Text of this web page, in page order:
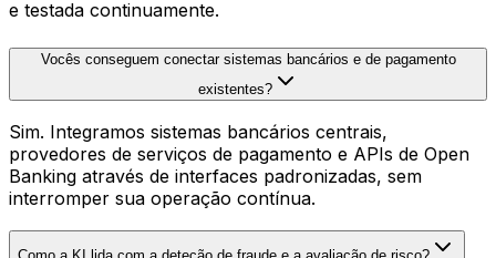
e testada continuamente.
Vocês conseguem conectar sistemas bancários e de pagamento
existentes?
Sim. Integramos sistemas bancários centrais,
provedores de serviços de pagamento e APIs de Open
Banking através de interfaces padronizadas, sem
interromper sua operação contínua.